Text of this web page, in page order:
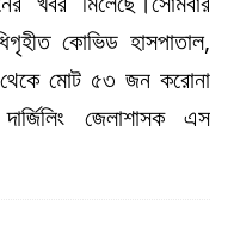
কোভিড হাসপাতাল,
মোট ৫৩ জন করোনা
জেলাশাসক এস